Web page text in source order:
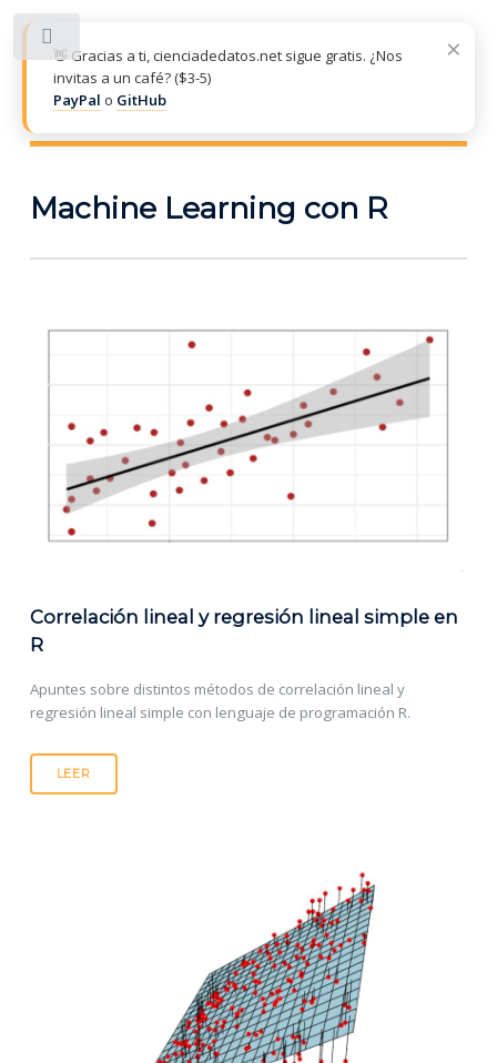
×
👋 Gracias a ti, cienciadedatos.net sigue gratis. ¿Nos
invitas a un café? ($3-5)
PayPal o GitHub
CIENCIADEDATOS.NET
Machine Learning con R
Correlación lineal y regresión lineal simple en
R
Apuntes sobre distintos métodos de correlación lineal y
regresión lineal simple con lenguaje de programación R.
LEER